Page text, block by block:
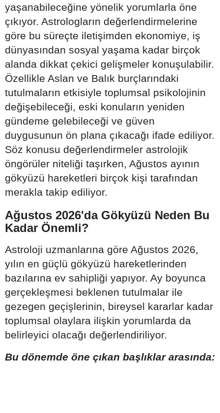
yaşanabileceğine yönelik yorumlarla öne
çıkıyor. Astrologların değerlendirmelerine
göre bu süreçte iletişimden ekonomiye, iş
dünyasından sosyal yaşama kadar birçok
alanda dikkat çekici gelişmeler konuşulabilir.
Özellikle Aslan ve Balık burçlarındaki
tutulmaların etkisiyle toplumsal psikolojinin
değişebileceği, eski konuların yeniden
gündeme gelebileceği ve güven
duygusunun ön plana çıkacağı ifade ediliyor.
Söz konusu değerlendirmeler astrolojik
öngörüler niteliği taşırken, Ağustos ayının
gökyüzü hareketleri birçok kişi tarafından
merakla takip ediliyor.
Ağustos 2026'da Gökyüzü Neden Bu
Kadar Önemli?
Astroloji uzmanlarına göre Ağustos 2026,
yılın en güçlü gökyüzü hareketlerinden
bazılarına ev sahipliği yapıyor. Ay boyunca
gerçekleşmesi beklenen tutulmalar ile
gezegen geçişlerinin, bireysel kararlar kadar
toplumsal olaylara ilişkin yorumlarda da
belirleyici olacağı değerlendiriliyor.
Bu dönemde öne çıkan başlıklar arasında: